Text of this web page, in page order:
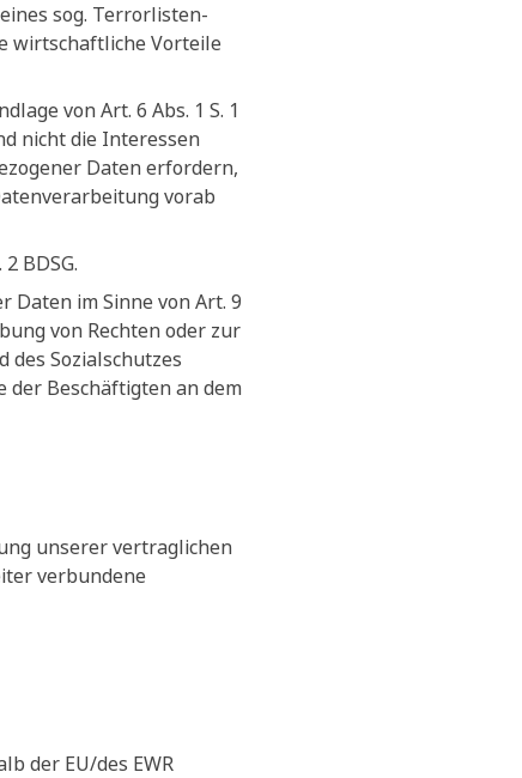
sog. Terrorlisten-
wirtschaftliche Vorteile
von Art. 6 Abs. 1 S. 1
nicht die Interessen
Daten erfordern,
vorab
BDSG.
Daten im Sinne von Art. 9
von Rechten oder zur
des Sozialschutzes
der Beschäftigten an dem
unserer vertraglichen
verbundene
der EU/des EWR